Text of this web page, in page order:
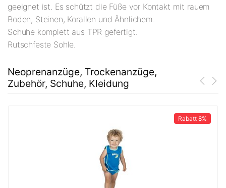
geeignet ist. Es schützt die Füße vor Kontakt mit rauem
Boden, Steinen, Korallen und Ähnlichem.
Schuhe komplett aus TPR gefertigt.
Rutschfeste Sohle.
Neoprenanzüge, Trockenanzüge,
Zubehör, Schuhe, Kleidung
Rabatt 8%